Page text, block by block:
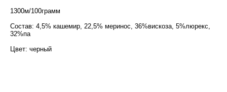
1300м/100грамм
Состав: 4,5% кашемир, 22,5% меринос, 36%вискоза, 5%люрекс,
32%па
Цвет: черный